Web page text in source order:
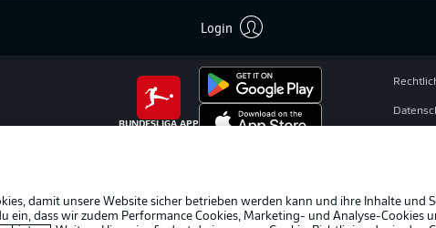
Login
BUNDESLIGA APP
Partner
damit unsere Website sicher betrieben werden kann und ihre Inhalte und
ein, dass wir zudem Performance Cookies, Marketing- und Analyse-Cookies